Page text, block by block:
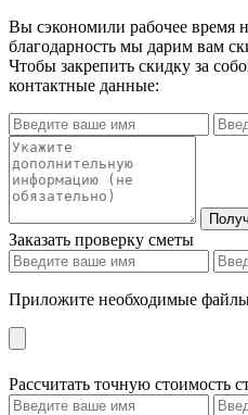
Вы сэкономили рабочее время
благодарность мы дарим вам
Чтобы закрепить скидку за
контактные данные:
Заказать проверку сметы
Приложите необходимые
Рассчитать точную стоимость